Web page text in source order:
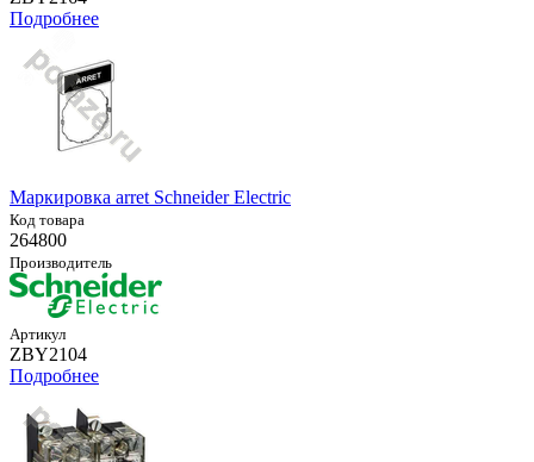
Подробнее
Маркировка arret Schneider Electric
Код товара
264800
Производитель
Артикул
ZBY2104
Подробнее